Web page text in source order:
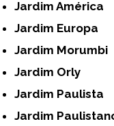
Jardim América
Jardim Europa
Jardim Morumbi
Jardim Orly
Jardim Paulista
Jardim